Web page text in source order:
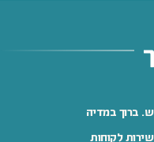
ש. ברוך במדיה
שירות לקוחות